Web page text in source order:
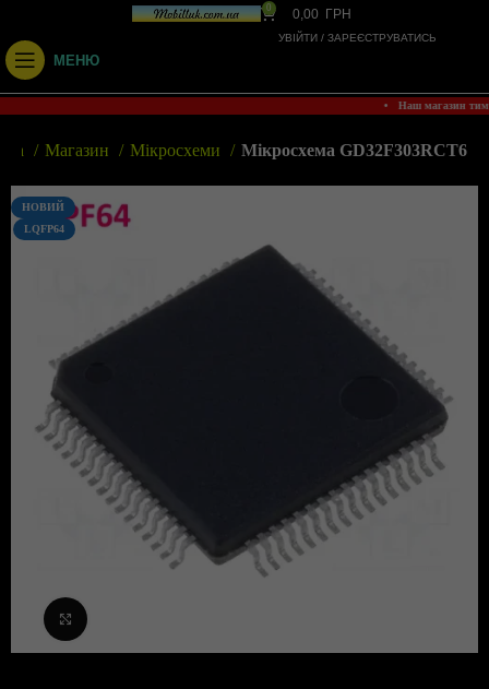
0 0,00 ГРН
УВІЙТИ / ЗАРЕЄСТРУВАТИСЬ
МЕНЮ
• Наш магазин
Магазин Мікросхеми Мікросхема GD32F303RCT6
НОВИЙ
LQFP64